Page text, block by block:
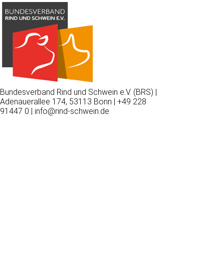
Bundesverband Rind und Schwein e.V. (BRS) |
Adenauerallee 174, 53113 Bonn | +49 228
91447 0 | info@rind-schwein.de